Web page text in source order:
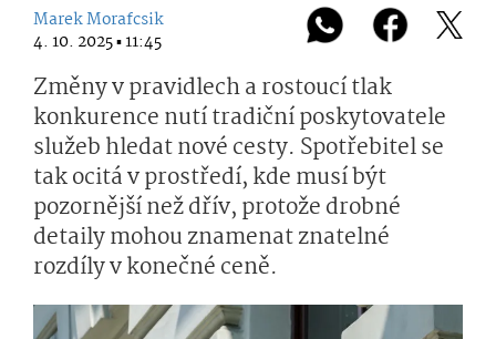
Marek Morafcsik
4. 10. 2025 ▪ 11:45
Změny v pravidlech a rostoucí tlak
konkurence nutí tradiční poskytovatele
služeb hledat nové cesty. Spotřebitel se
tak ocitá v prostředí, kde musí být
pozornější než dřív, protože drobné
detaily mohou znamenat znatelné
rozdíly v konečné ceně.